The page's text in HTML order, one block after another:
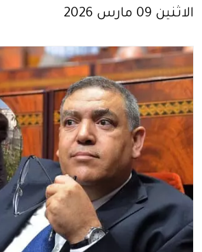
الاثنين 09 مارس 2026